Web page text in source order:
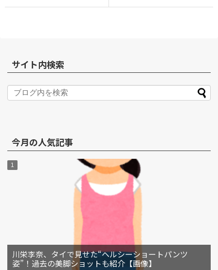
サイト内検索
今月の人気記事
川栄李奈、タイで見せた“ヘルシーショートパンツ
姿”！過去の美脚ショットも紹介【画像】